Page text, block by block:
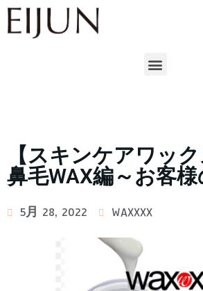
【スキンケアワック
鼻毛WAX編～お客様
5月 28, 2022 WAXXXX